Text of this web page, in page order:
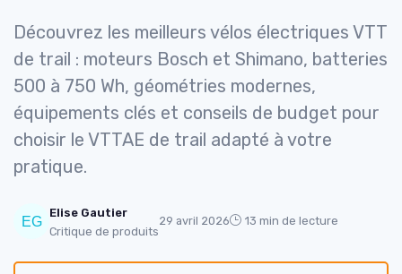
Découvrez les meilleurs vélos électriques VTT
de trail : moteurs Bosch et Shimano, batteries
500 à 750 Wh, géométries modernes,
équipements clés et conseils de budget pour
choisir le VTTAE de trail adapté à votre
pratique.
Elise Gautier
Critique de produits
29 avril 2026 13 min de lecture